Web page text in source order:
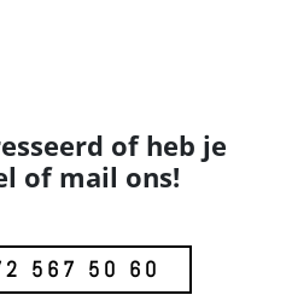
of heb je
of mail ons!
567 50 60